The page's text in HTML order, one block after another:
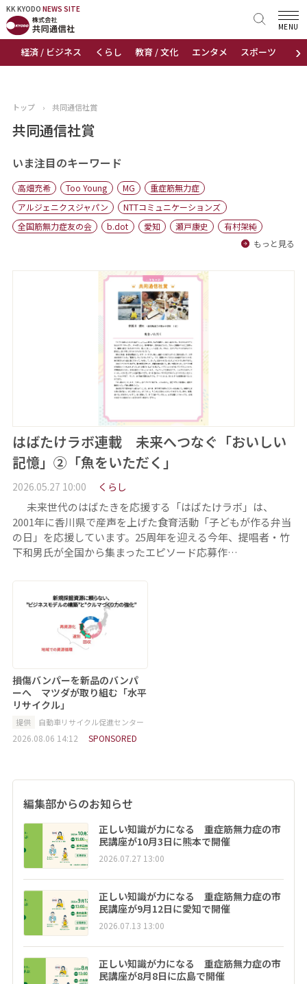
KK KYODO NEWS SITE
›
経済 / ビジネス くらし 教育 / 文化 エンタメ スポーツ 地域
MENU
KK KYODONEWS SITE
トップページ
ニュース
おすすめコンテンツ
出版物
会社概要
トップ › 共同通信社賞
共同通信社賞
いま注目のキーワード
高畑充希 Too Young MG
重症筋無力症
アルジェニクスジャパン
NTTコミュニケーションズ
全国筋無力症友の会
b.dot 愛知 瀬戸康史
有村架純
もっと見る
はばたけラボ連載 未来へつなぐ「おいしい
記憶」②「魚をいただく」
2026.05.27 10:00 くらし
未来世代のはばたきを応援する「はばたけラボ」は、
2001年に香川県で産声を上げた食育活動「子どもが作る弁当
の日」を応援しています。25周年を迎える今年、提唱者・竹
下和男氏が全国から集まったエピソード応募作…
損傷バンパーを新品のバンパ
ーへ マツダが取り組む「水平
リサイクル」
提供 自動車リサイクル促進センター
2026.08.06 14:12 SPONSORED
編集部からのお知らせ
正しい知識が力になる 重症筋無力症の市
民講座が10月3日に熊本で開催
2026.07.27 13:00
正しい知識が力になる 重症筋無力症の市
民講座が9月12日に愛知で開催
2026.07.13 13:00
正しい知識が力になる 重症筋無力症の市
民講座が8月8日に広島で開催